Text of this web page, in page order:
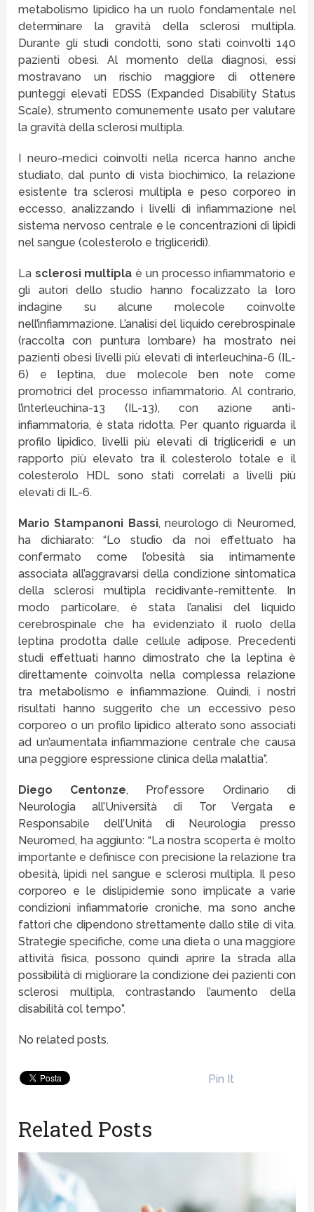
metabolismo lipidico ha un ruolo fondamentale nel
determinare la gravità della sclerosi multipla.
Durante gli studi condotti, sono stati coinvolti 140
pazienti obesi. Al momento della diagnosi, essi
mostravano un rischio maggiore di ottenere
punteggi elevati EDSS (Expanded Disability Status
Scale), strumento comunemente usato per valutare
la gravità della sclerosi multipla.
I neuro-medici coinvolti nella ricerca hanno anche
studiato, dal punto di vista biochimico, la relazione
esistente tra sclerosi multipla e peso corporeo in
eccesso, analizzando i livelli di infiammazione nel
sistema nervoso centrale e le concentrazioni di lipidi
nel sangue (colesterolo e trigliceridi).
La sclerosi multipla è un processo infiammatorio e
gli autori dello studio hanno focalizzato la loro
indagine su alcune molecole coinvolte
nell’infiammazione. L’analisi del liquido cerebrospinale
(raccolta con puntura lombare) ha mostrato nei
pazienti obesi livelli più elevati di interleuchina-6 (IL-
6) e leptina, due molecole ben note come
promotrici del processo infiammatorio. Al contrario,
l’interleuchina-13 (IL-13), con azione anti-
infiammatoria, è stata ridotta. Per quanto riguarda il
profilo lipidico, livelli più elevati di trigliceridi e un
rapporto più elevato tra il colesterolo totale e il
colesterolo HDL sono stati correlati a livelli più
elevati di IL-6.
Mario Stampanoni Bassi, neurologo di Neuromed,
ha dichiarato: “Lo studio da noi effettuato ha
confermato come l’obesità sia intimamente
associata all’aggravarsi della condizione sintomatica
della sclerosi multipla recidivante-remittente. In
modo particolare, è stata l’analisi del liquido
cerebrospinale che ha evidenziato il ruolo della
leptina prodotta dalle cellule adipose. Precedenti
studi effettuati hanno dimostrato che la leptina è
direttamente coinvolta nella complessa relazione
tra metabolismo e infiammazione. Quindi, i nostri
risultati hanno suggerito che un eccessivo peso
corporeo o un profilo lipidico alterato sono associati
ad un’aumentata infiammazione centrale che causa
una peggiore espressione clinica della malattia”.
Diego Centonze, Professore Ordinario di
Neurologia all’Università di Tor Vergata e
Responsabile dell’Unità di Neurologia presso
Neuromed, ha aggiunto: “La nostra scoperta è molto
importante e definisce con precisione la relazione tra
obesità, lipidi nel sangue e sclerosi multipla. Il peso
corporeo e le dislipidemie sono implicate a varie
condizioni infiammatorie croniche, ma sono anche
fattori che dipendono strettamente dallo stile di vita.
Strategie specifiche, come una dieta o una maggiore
attività fisica, possono quindi aprire la strada alla
possibilità di migliorare la condizione dei pazienti con
sclerosi multipla, contrastando l’aumento della
disabilità col tempo”.
No related posts.
Pin It
Related Posts